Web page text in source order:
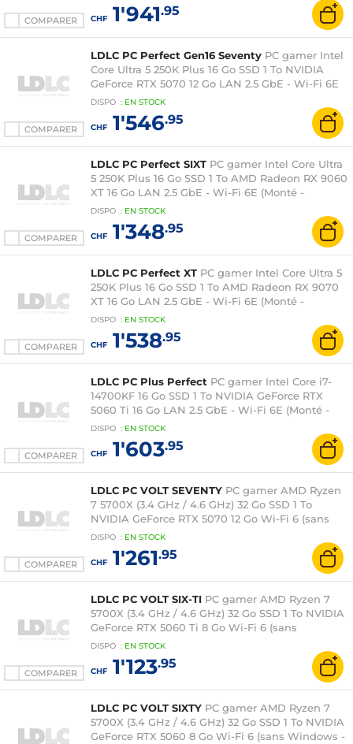
COMPARER CHF1'941.95
COMPARER
LDLC PC Perfect Gen16 Seventy PC gamer Intel
Core Ultra 5 250K Plus 16 Go SSD 1 To NVIDIA
GeForce RTX 5070 12 Go LAN 2.5 GbE - Wi-Fi 6E
(Monté - Windows 11 en version d'essai)
DISPO : EN STOCK
CHF1'546.95
COMPARER
LDLC PC Perfect SIXT PC gamer Intel Core Ultra
5 250K Plus 16 Go SSD 1 To AMD Radeon RX 9060
XT 16 Go LAN 2.5 GbE - Wi-Fi 6E (Monté -
Windows 11 en version d'essai)
DISPO : EN STOCK
CHF1'348.95
COMPARER
LDLC PC Perfect XT PC gamer Intel Core Ultra 5
250K Plus 16 Go SSD 1 To AMD Radeon RX 9070
XT 16 Go LAN 2.5 GbE - Wi-Fi 6E (Monté -
Windows 11 en version d'essai)
DISPO : EN STOCK
CHF1'538.95
COMPARER
LDLC PC Plus Perfect PC gamer Intel Core i7-
14700KF 16 Go SSD 1 To NVIDIA GeForce RTX
5060 Ti 16 Go LAN 2.5 GbE - Wi-Fi 6E (Monté -
Windows 11 en version d'essai)
DISPO : EN STOCK
CHF1'603.95
COMPARER
LDLC PC VOLT SEVENTY PC gamer AMD Ryzen
7 5700X (3.4 GHz / 4.6 GHz) 32 Go SSD 1 To
NVIDIA GeForce RTX 5070 12 Go Wi-Fi 6 (sans
Windows - non monté)
DISPO : EN STOCK
CHF1'261.95
COMPARER
LDLC PC VOLT SIX-TI PC gamer AMD Ryzen 7
5700X (3.4 GHz / 4.6 GHz) 32 Go SSD 1 To NVIDIA
GeForce RTX 5060 Ti 8 Go Wi-Fi 6 (sans
Windows - non monté)
DISPO : EN STOCK
CHF1'123.95
LDLC PC VOLT SIXTY PC gamer AMD Ryzen 7
5700X (3.4 GHz / 4.6 GHz) 32 Go SSD 1 To NVIDIA
GeForce RTX 5060 8 Go Wi-Fi 6 (sans Windows -